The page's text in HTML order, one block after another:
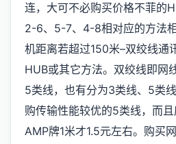
连，大可不必购买价格不菲的
2-6、5-7、4-8相对应的方法
机距离若超过150米–双绞线通
HUB或其它方法。双绞线即网
5类线，也有分为3类线、5类
购传输性能较优的5类线，而
AMP牌1米才1.5元左右。购买